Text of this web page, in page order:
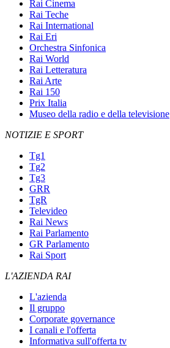
Rai Cinema
Rai Teche
Rai International
Rai Eri
Orchestra Sinfonica
Rai World
Rai Letteratura
Rai Arte
Rai 150
Prix Italia
Museo della radio e della televisione
NOTIZIE E SPORT
Tg1
Tg2
Tg3
GRR
TgR
Televideo
Rai News
Rai Parlamento
GR Parlamento
Rai Sport
L'AZIENDA RAI
L'azienda
Il gruppo
Corporate governance
I canali e l'offerta
Informativa sull'offerta tv